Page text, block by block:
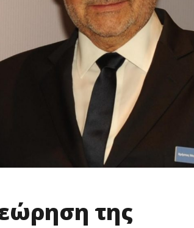
της